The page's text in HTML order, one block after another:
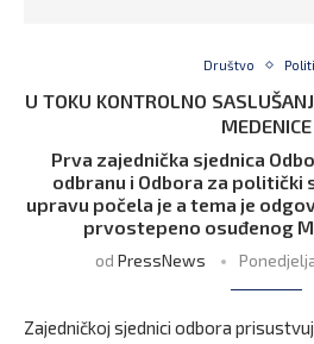
Društvo
U TOKU KONTROLNO
MEDENICE
Prva zajednička sjednica
odbranu i Odbora za politički
upravu počela je a tema je
prvostepeno osuđenog
od PressNews
Zajedničkoj sjednici odbora